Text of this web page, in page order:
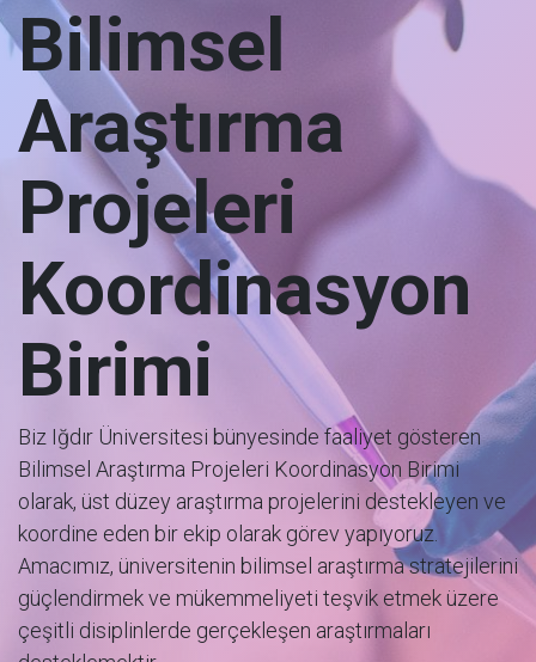
Bilimsel
Araştırma
Projeleri
Koordinasyon
Birimi
Biz Iğdır Üniversitesi bünyesinde faaliyet gösteren
Bilimsel Araştırma Projeleri Koordinasyon Birimi
olarak, üst düzey araştırma projelerini destekleyen ve
koordine eden bir ekip olarak görev yapıyoruz.
Amacımız, üniversitenin bilimsel araştırma stratejilerini
güçlendirmek ve mükemmeliyeti teşvik etmek üzere
çeşitli disiplinlerde gerçekleşen araştırmaları